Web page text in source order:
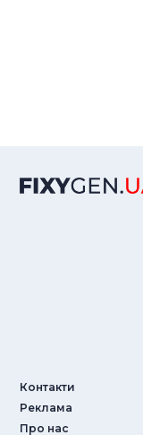
Контакти
Реклама
Про нас